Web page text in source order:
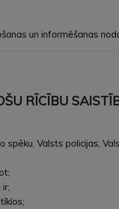
un informēšanas
RĪCĪBU
spēku, Valsts policijas,